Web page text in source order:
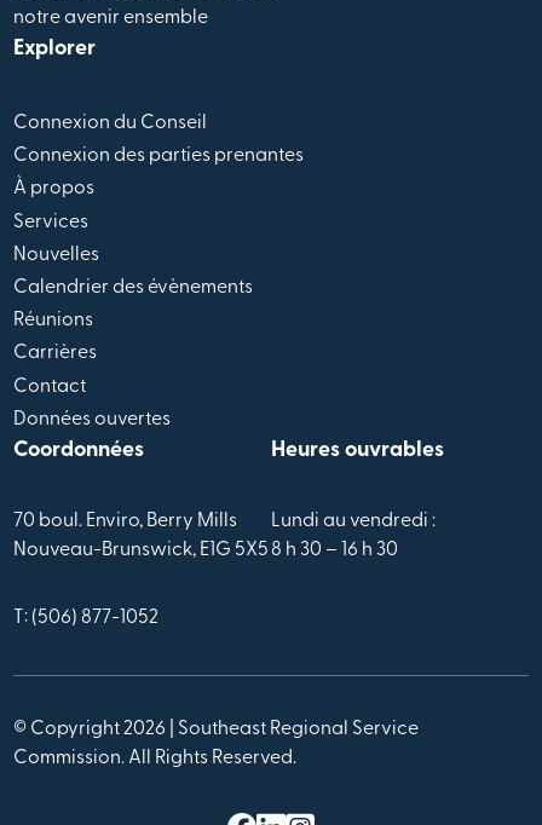
notre avenir ensemble
Explorer
Connexion du Conseil
Connexion des parties prenantes
À propos
Services
Nouvelles
Calendrier des évènements
Réunions
Carrières
Contact
Données ouvertes
Coordonnées
70 boul. Enviro, Berry Mills
Nouveau-Brunswick, E1G 5X5
T: (506) 877-1052
Heures ouvrables
Lundi au vendredi :
8 h 30 – 16 h 30
© Copyright 2026 | Southeast Regional Service
Commission. All Rights Reserved.